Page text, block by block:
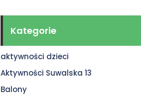
Kategorie
aktywności dzieci
Aktywności Suwalska 13
Balony